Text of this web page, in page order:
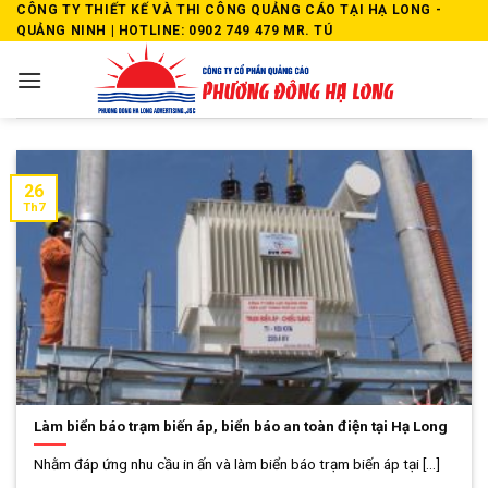
Skip
to
CÔNG TY THIẾT KẾ VÀ THI CÔNG QUẢNG CÁO TẠI HẠ LONG -
QUẢNG NINH | HOTLINE: 0902 749 479 MR. TÚ
Làm biển báo trạm biến áp, biển báo an toàn điện tại Hạ Long
Nhằm đáp ứng nhu cầu in ấn và làm biển báo trạm biến áp tại [...]
26
Th7